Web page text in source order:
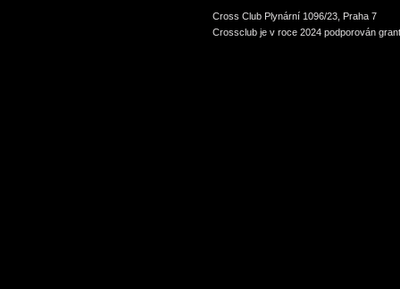
Cross Club Plynární 1096/23, Praha 7
Crossclub je v roce 2024 podporován